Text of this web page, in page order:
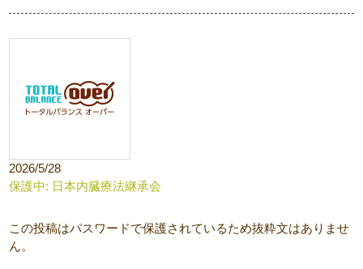
2026/5/28
保護中: 日本内臓療法継承会
この投稿はパスワードで保護されているため抜粋文はありませ
ん。